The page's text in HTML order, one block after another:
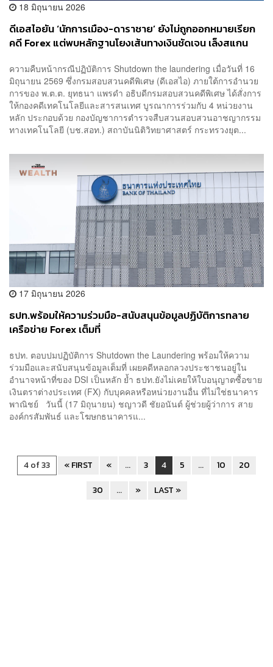
18 มิถุนายน 2026
ดีเอสไอยัน ‘นักการเมือง-ดาราชาย’ ยังไม่ถูกออกหมายเรียก
คดี Forex แต่พบหลักฐานโยงเส้นทางเงินชัดเจน เล็งสแกน
ความคืบหน้ากรณีปฏิบัติการ Shutdown the laundering เมื่อวันที่ 16
มิถุนายน 2569 ซึ่งกรมสอบสวนคดีพิเศษ (ดีเอสไอ) ภายใต้การอำนวย
การของ พ.ต.ต. ยุทธนา แพรดำ อธิบดีกรมสอบสวนคดีพิเศษ ได้สั่งการ
ให้กองคดีเทคโนโลยีและสารสนเทศ บูรณาการร่วมกับ 4 หน่วยงาน
หลัก ประกอบด้วย กองบัญชาการตำรวจสืบสวนสอบสวนอาชญากรรม
ทางเทคโนโลยี (บช.สอท.) สถาบันนิติวิทยาศาสตร์ กระทรวงยุต...
17 มิถุนายน 2026
ธปท.พร้อมให้ความร่วมมือ-สนับสนุนข้อมูลปฏิบัติการทลาย
เครือข่าย Forex เต็มที่
ธปท. ตอบปมปฏิบัติการ Shutdown the Laundering พร้อมให้ความ
ร่วมมือและสนับสนุนข้อมูลเต็มที่ เผยคดีหลอกลวงประชาชนอยู่ใน
อำนาจหน้าที่ของ DSI เป็นหลัก ย้ำ ธปท.ยังไม่เคยให้ใบอนุญาตซื้อขาย
เงินตราต่างประเทศ (FX) กับบุคคลหรือหน่วยงานอื่น ที่ไม่ใช่ธนาคาร
พาณิชย์ วันนี้ (17 มิถุนายน) ชญาวดี ชัยอนันต์ ผู้ช่วยผู้ว่าการ สาย
องค์กรสัมพันธ์ และโฆษกธนาคารแ...
4 of 33 « FIRST « ... 3 4 5 ... 10
20
30
... » LAST »